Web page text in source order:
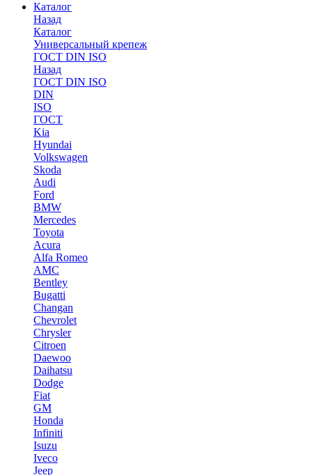
Каталог
Назад
Каталог
Универсальный крепеж
ГОСТ DIN ISO
Назад
ГОСТ DIN ISO
DIN
ISO
ГОСТ
Kia
Hyundai
Volkswagen
Skoda
Audi
Ford
BMW
Mercedes
Toyota
Acura
Alfa Romeo
AMC
Bentley
Bugatti
Changan
Chevrolet
Chrysler
Citroen
Daewoo
Daihatsu
Dodge
Fiat
GM
Honda
Infiniti
Isuzu
Iveco
Jeep